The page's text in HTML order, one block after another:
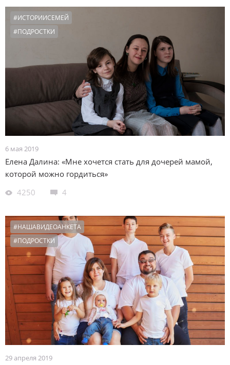
#ИСТОРИИСЕМЕЙ
#ПОДРОСТКИ
6 мая 2019
Елена Далина: «Мне хочется стать для дочерей мамой,
которой можно гордиться»
4250
4
#НАШАВИДЕОАНКЕТА
#ПОДРОСТКИ
29 апреля 2019